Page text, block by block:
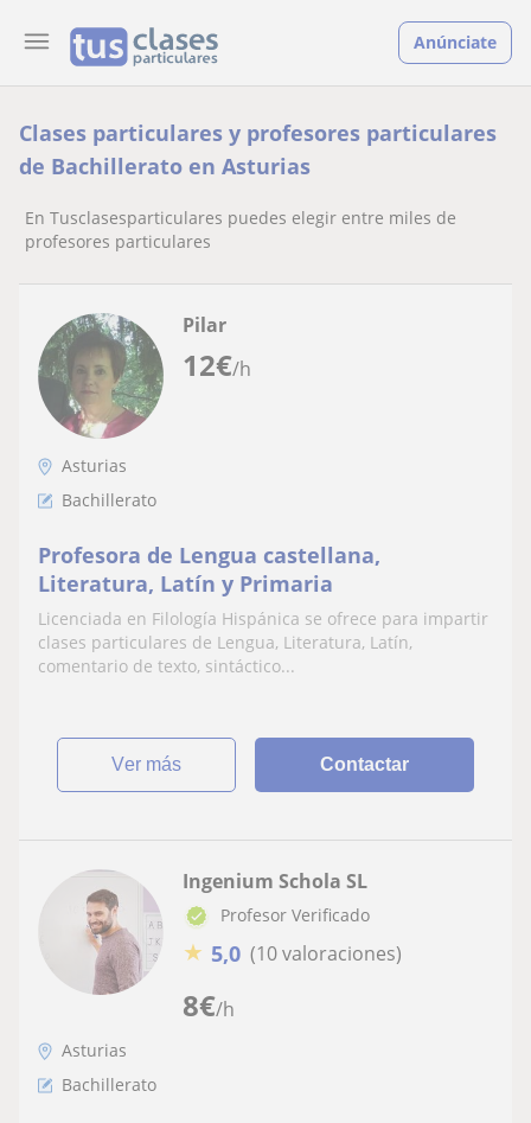
Anúnciate
Clases particulares y profesores particulares
de Bachillerato en Asturias
En Tusclasesparticulares puedes elegir entre miles de
profesores particulares
12€/h
Pilar
Asturias
Bachillerato
Profesora de Lengua castellana,
Literatura, Latín y Primaria
Licenciada en Filología Hispánica se ofrece para impartir
clases particulares de Lengua, Literatura, Latín,
comentario de texto, sintáctico...
ver más Contactar
8€/h
Ingenium Schola SL
Profesor Verificado
★ 5,0 (10 valoraciones)
Asturias
Bachillerato